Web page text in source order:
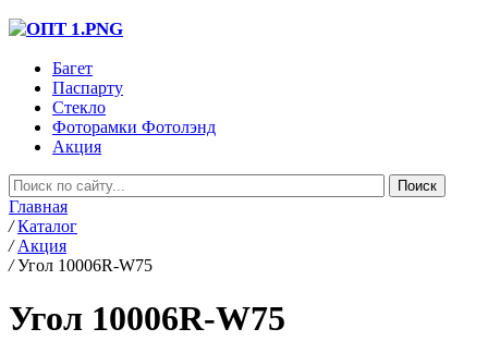
Багет
Паспарту
Стекло
Фоторамки Фотолэнд
Акция
Главная
/ Каталог
/ Акция
/ Угол 10006R-W75
Угол 10006R-W75